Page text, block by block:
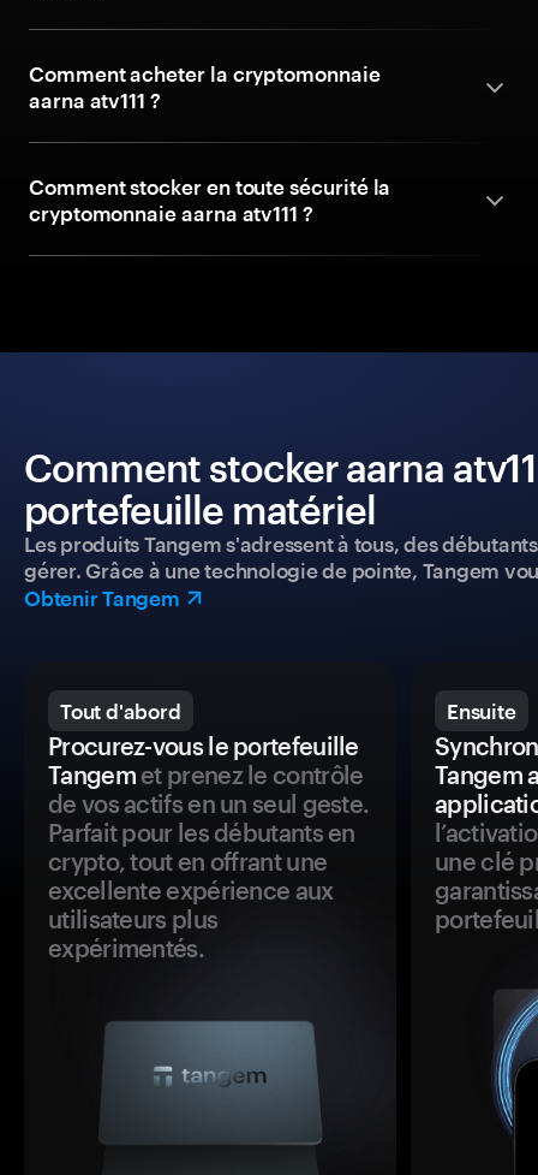
Comment acheter la cryptomonnaie
aarna atv111 ?
Comment stocker en toute sécurité la
cryptomonnaie aarna atv111 ?
Comment stocker aarna
portefeuille matériel
Les produits Tangem s'adressent à tous, des
gérer. Grâce à une technologie de pointe, Tangem
Obtenir Tangem
Tout d'abord
Procurez-vous le portefeuille
Tangemet prenez le contrôle
de vos actifs en un seul geste.
Parfait pour les débutants en
crypto, tout en offrant une
excellente expérience aux
utilisateurs plus
expérimentés.
Ensuite
Tangem
une clé